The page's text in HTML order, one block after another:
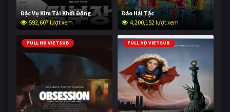
Đặc Vụ Kim Tái Khởi Động
592,607 lượt xem
Đảo Hải Tặc
4,200,152 lượt xem
FULL HD VIETSUB FULL HD VIETSUB